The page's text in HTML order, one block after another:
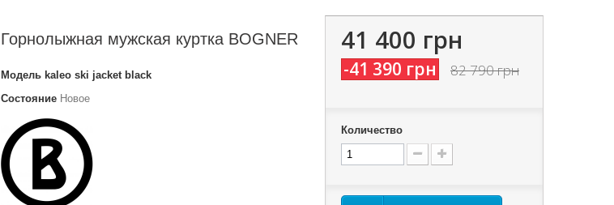
Горнолыжная мужская куртка BOGNER
Модель kaleo ski jacket black
Состояние Новое
41 400 грн
-41 390 грн 82 790 грн
Количество